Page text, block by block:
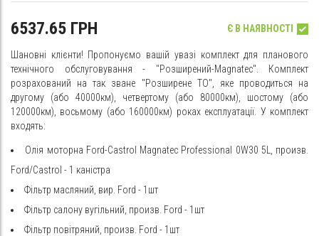
6537.65 ГРН Є В НАЯВНОСТІ
Шановні клієнти! Пропонуємо вашій увазі комплект для планового
технічного обслуговування - "Розширений-Magnatec". Комплект
розрахований на так зване "Розширене ТО", яке проводиться на
другому (або 40000км), четвертому (або 80000км), шостому (або
120000км), восьмому (або 160000км) роках експлуатації. У комплект
входять:
Олія моторна Ford-Castrol Magnatec Professional 0W30 5L, произв.
Ford/Castrol - 1 каністра
Фільтр масляний, вир. Ford - 1шт
Фільтр салону вугільний, произв. Ford - 1шт
Фільтр повітряний, произв. Ford - 1шт